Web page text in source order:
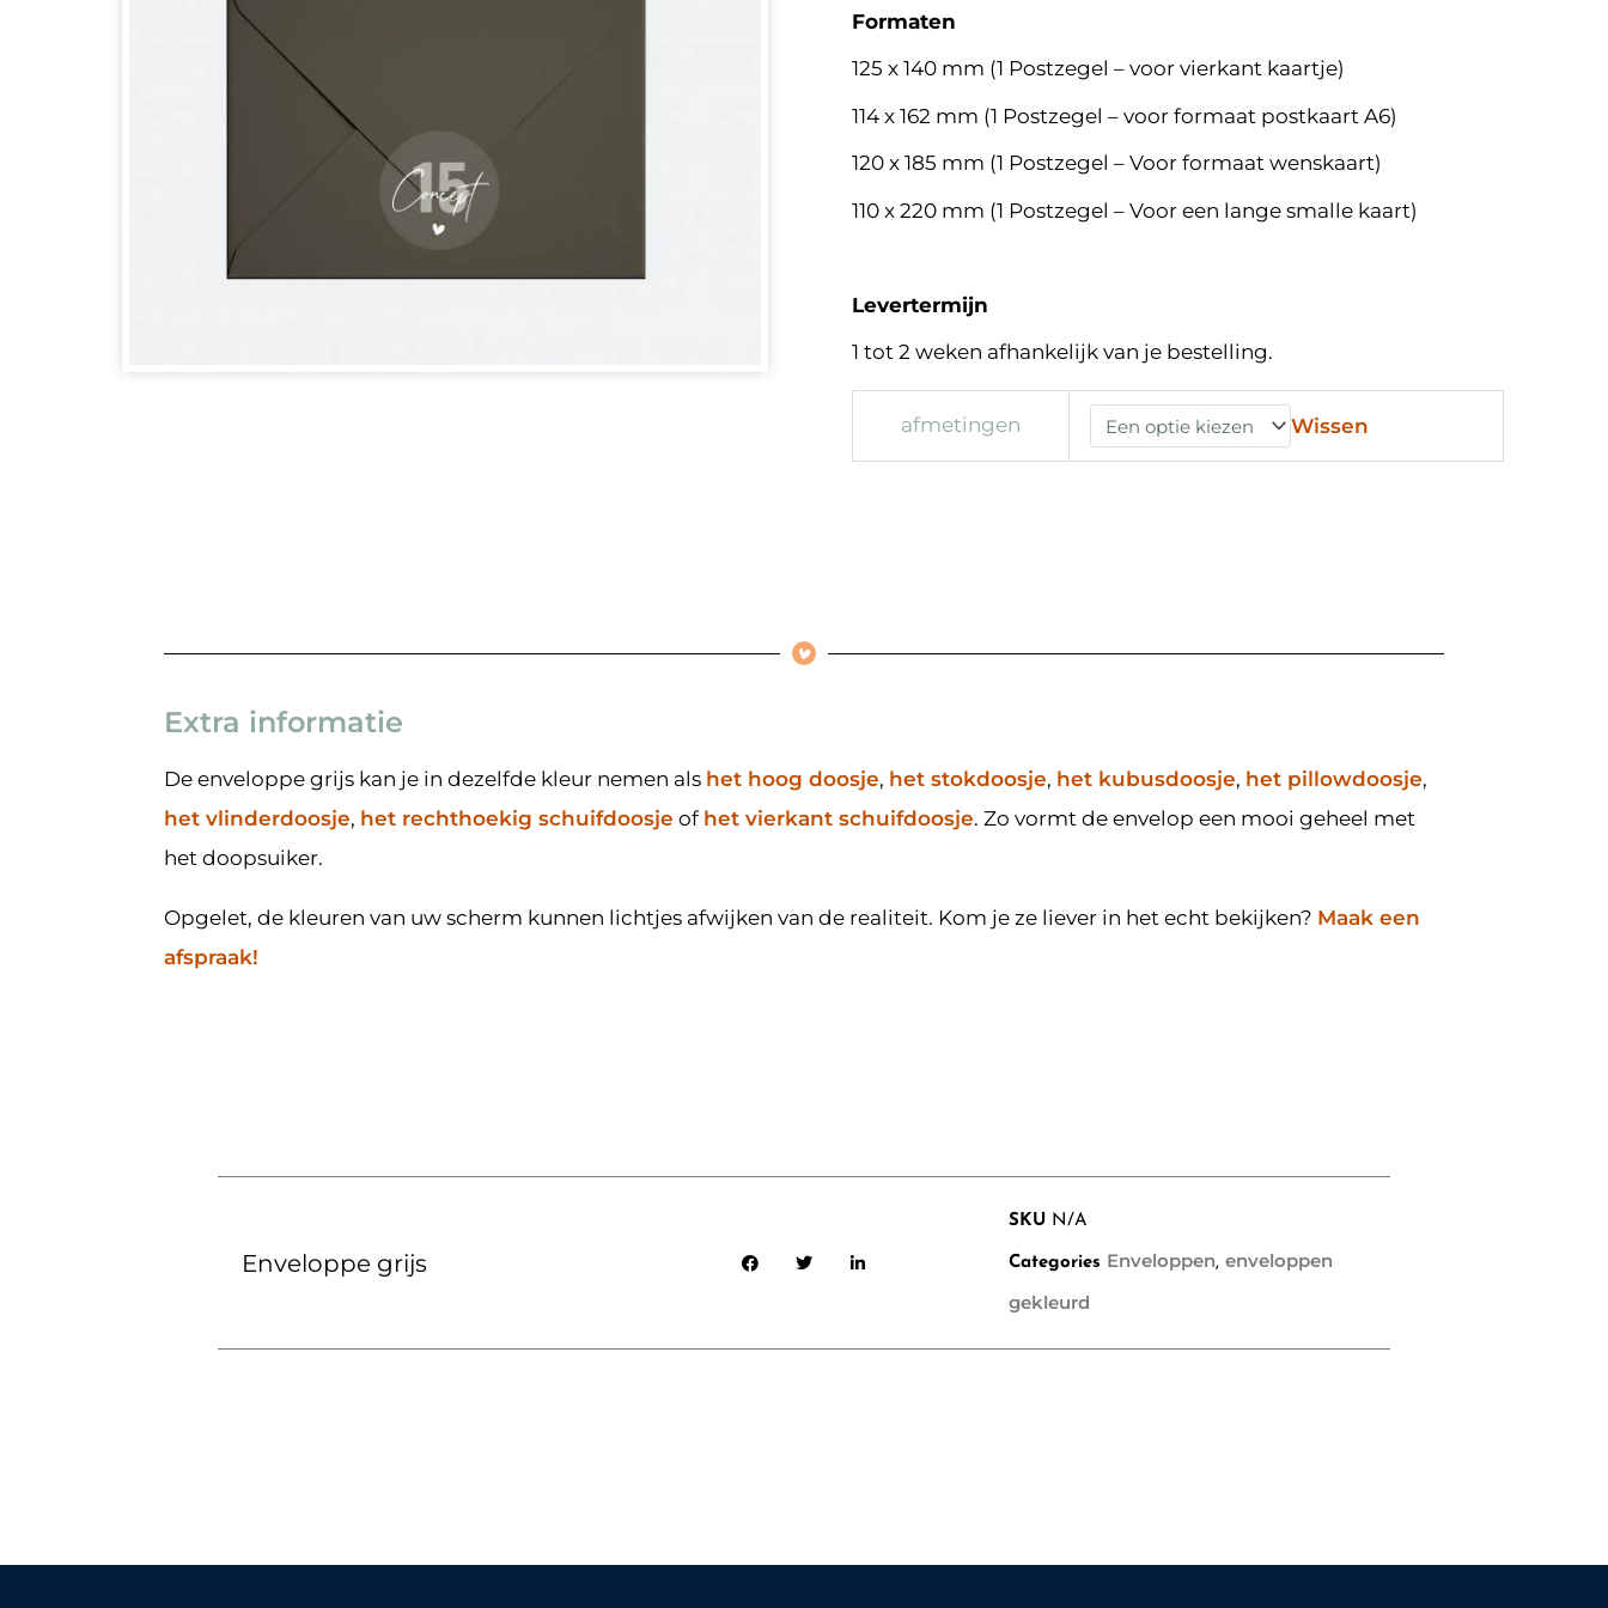
Formaten
125 x 140 mm (1 Postzegel – voor vierkant kaartje)
114 x 162 mm (1 Postzegel – voor formaat postkaart A6)
120 x 185 mm (1 Postzegel – Voor formaat wenskaart)
110 x 220 mm (1 Postzegel – Voor een lange smalle kaart)
Levertermijn
1 tot 2 weken afhankelijk van je bestelling.
afmetingen Wissen
Extra informatie
De enveloppe grijs kan je in dezelfde kleur nemen als het hoog doosje, het stokdoosje, het kubusdoosje, het pillowdoosje,
het vlinderdoosje, het rechthoekig schuifdoosje of het vierkant schuifdoosje. Zo vormt de envelop een mooi geheel met
het doopsuiker.
Opgelet, de kleuren van uw scherm kunnen lichtjes afwijken van de realiteit. Kom je ze liever in het echt bekijken? Maak een
afspraak!
Enveloppe grijs
SKU N/A
Categories Enveloppen, enveloppen
gekleurd